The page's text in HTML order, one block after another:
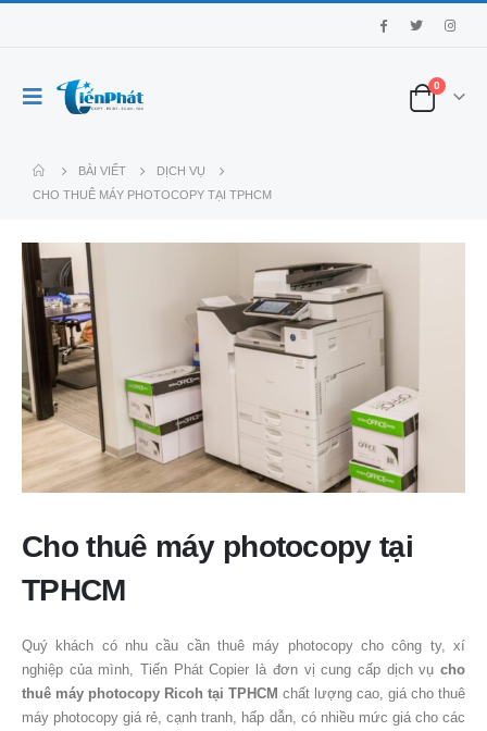
0
BÀI VIẾT
DỊCH VỤ
CHO THUÊ MÁY PHOTOCOPY TẠI TPHCM
Cho thuê máy photocopy tại
TPHCM
Quý khách có nhu cầu cần thuê máy photocopy cho công ty, xí
nghiệp của mình, Tiến Phát Copier là đơn vị cung cấp dịch vụ cho
thuê máy photocopy Ricoh tại TPHCM chất lượng cao, giá cho thuê
máy photocopy giá rẻ, cạnh tranh, hấp dẫn, có nhiều mức giá cho các